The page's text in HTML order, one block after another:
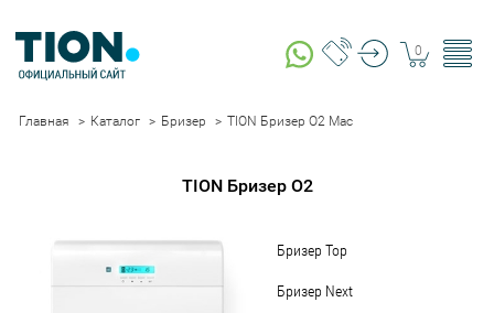
0
Главная Каталог Бризер TION Бризер O2 Mac
TION Бризер O2
Бризер Top
Бризер Next